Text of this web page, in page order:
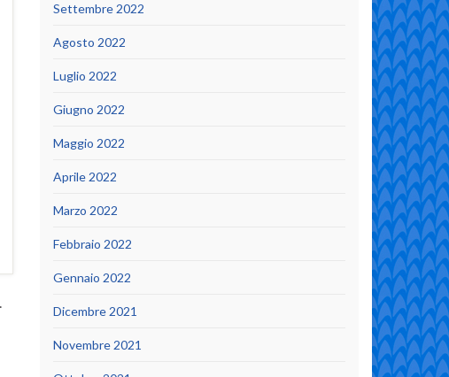
Settembre 2022
Agosto 2022
Luglio 2022
Giugno 2022
Maggio 2022
Aprile 2022
Marzo 2022
Febbraio 2022
Gennaio 2022
Dicembre 2021
Novembre 2021